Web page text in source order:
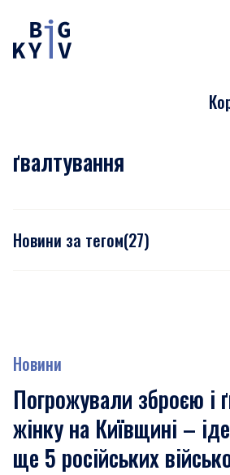
ґвалтування
Новини за тегом(27)
Новини
Погрожували зброєю і
жінку на Київщині –
ще 5 російських